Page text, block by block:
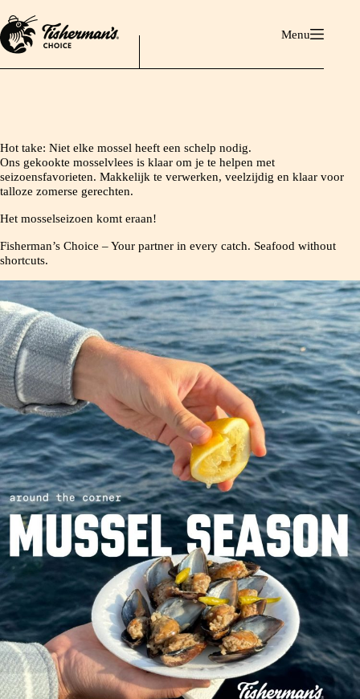
naar
de
inhoud
Menu
Hot take: Niet elke mossel heeft een schelp nodig.
Ons gekookte mosselvlees is klaar om je te helpen met
seizoensfavorieten. Makkelijk te verwerken, veelzijdig en klaar voor
talloze zomerse gerechten.
Het mosselseizoen komt eraan!
Fisherman’s Choice – Your partner in every catch. Seafood without
shortcuts.